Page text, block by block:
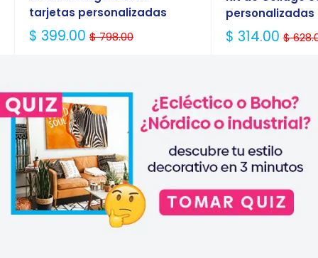
tarjetas personalizadas
Precio
Habitual
$ 399.00 $ 798.00
personalizadas
Precio
Habitual
$ 314.00$